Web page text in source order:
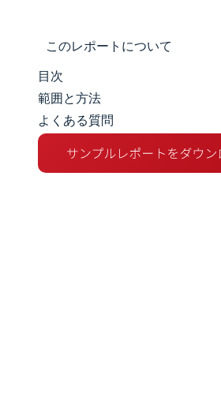
このレポートについて
市場規模とシェア
市場分析
トレンドとインサイト
目次
範囲と方法
よくある質問